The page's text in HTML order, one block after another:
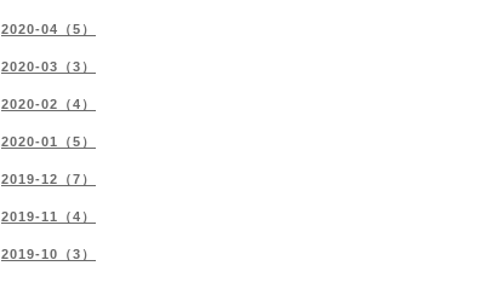
2020-04（5）
2020-03（3）
2020-02（4）
2020-01（5）
2019-12（7）
2019-11（4）
2019-10（3）